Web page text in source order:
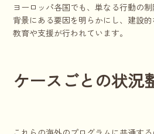
ヨーロッパ各国でも、単なる行動の
背景にある要因を明らかにし、建設
教育や支援が行われています。
ケースごとの状況